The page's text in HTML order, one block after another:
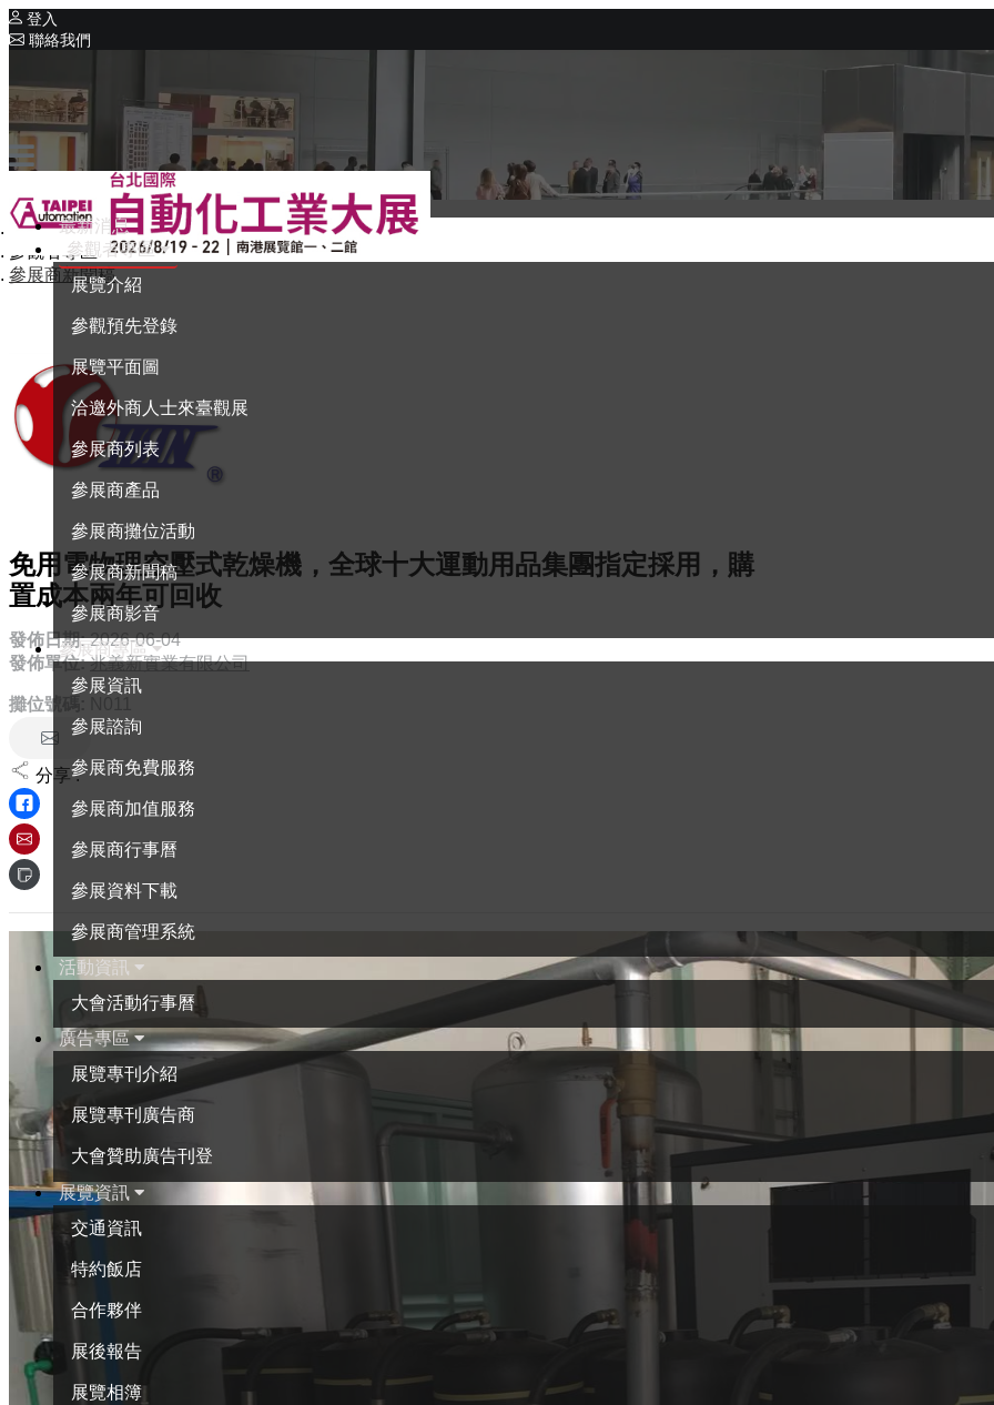
登入
聯絡我們
同期展覽
Intelligent Asia
系列展覽
Intelligent Asia Thailand
English
最新消息
參觀者專區
展覽介紹
參觀預先登錄
展覽平面圖
洽邀外商人士來臺觀展
參展商列表
參展商產品
參展商攤位活動
參展商新聞稿
參展商影音
參展商專區
參展資訊
參展諮詢
參展商免費服務
參展商加值服務
參展商行事曆
參展資料下載
參展商管理系統
活動資訊
大會活動行事曆
廣告專區
展覽專刊介紹
展覽專刊廣告商
大會贊助廣告刊登
展覽資訊
交通資訊
特約飯店
合作夥伴
展後報告
展覽相簿
首頁
參觀者專區
參展商新聞稿
免用電物理空壓式乾燥機，全球十大運動用品集團指定採用，購
置成本兩年可回收
發佈日期:2026-06-04
發佈單位: 兆義新實業有限公司
攤位號碼:
分享 :